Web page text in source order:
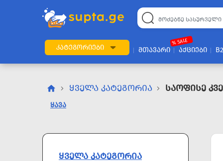
ᲙᲐᲢᲔᲒᲝᲠᲘᲔᲑᲘ ᲛᲗᲐᲕᲐᲠᲘ ᲐᲥᲪᲘᲔᲑᲘ
% SALE
ᲧᲕᲔᲚᲐ ᲙᲐᲢᲔᲒᲝᲠᲘᲐ Საოფისე
ᲧᲐᲕᲐ
ᲧᲕᲔᲚᲐ ᲙᲐᲢᲔᲒᲝᲠᲘᲐ